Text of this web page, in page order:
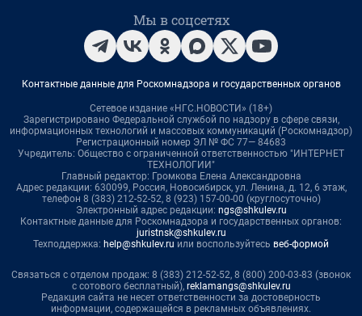
Мы в соцсетях
Контактные данные для Роскомнадзора и государственных органов
Сетевое издание «НГС.НОВОСТИ» (18+)
Зарегистрировано Федеральной службой по надзору в сфере связи,
информационных технологий и массовых коммуникаций (Роскомнадзор)
Регистрационный номер ЭЛ № ФС 77— 84683
Учредитель: Общество с ограниченной ответственностью "ИНТЕРНЕТ
ТЕХНОЛОГИИ"
Главный редактор: Громкова Елена Александровна
Адрес редакции: 630099, Россия, Новосибирск, ул. Ленина, д. 12, 6 этаж,
телефон 8 (383) 212-52-52, 8 (923) 157-00-00 (круглосуточно)
Электронный адрес редакции: ngs@shkulev.ru
Контактные данные для Роскомнадзора и государственных органов:
juristnsk@shkulev.ru
Техподдержка: help@shkulev.ru или воспользуйтесь веб-формой
Связаться с отделом продаж: 8 (383) 212-52-52, 8 (800) 200-03-83 (звонок
с сотового бесплатный), reklamangs@shkulev.ru
Редакция сайта не несет ответственности за достоверность
информации, содержащейся в рекламных объявлениях.